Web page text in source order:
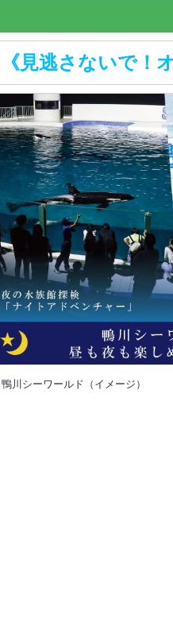
《見逃さないで！
鴨川シーワールド（イメージ）